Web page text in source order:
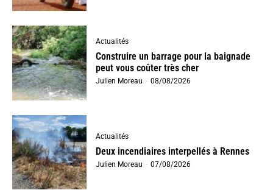
Actualités
Construire un barrage pour la baignade
peut vous coûter très cher
Julien Moreau - 08/08/2026
Actualités
Deux incendiaires interpellés à Rennes
Julien Moreau - 07/08/2026